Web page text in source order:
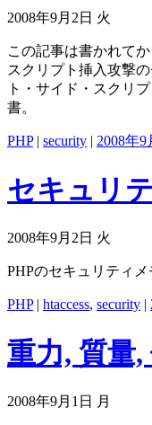
2008年9月2日 火
この記事は書かれて
スクリプト挿入攻撃
ト・サイド・スクリ
書。
PHP| security | 2008年9
セキュリ
2008年9月2日 火
PHPのセキュリティメ
PHP| htaccess, security |
重力, 質量,
2008年9月1日 月